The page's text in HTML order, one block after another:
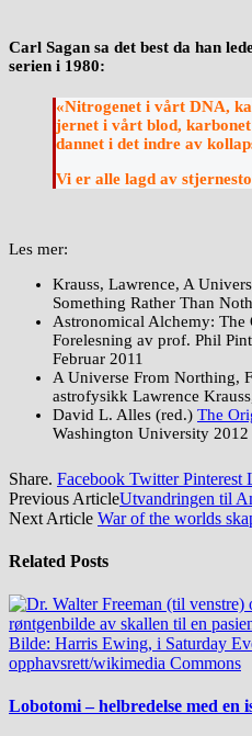
Carl Sagan sa det best da han
serien i 1980:
«Nitrogenet i vårt DNA,
jernet i vårt blod,
dannet i det indre av
Vi er alle lagd av
Les mer:
Krauss, Lawrence, A
Something Rather Than
Astronomical Alchemy: The
Forelesning av prof. Phil
Februar 2011
A Universe From Northing,
astrofysikk Lawrence
David L. Alles (red.) The
Washington University 2012
Share. Facebook Twitter Pinterest
Previous ArticleUtvandringen til
Next Article War of the worlds
Related Posts
Lobotomi – helbredelse med en